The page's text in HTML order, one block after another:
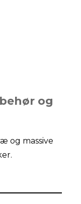
og
og massive